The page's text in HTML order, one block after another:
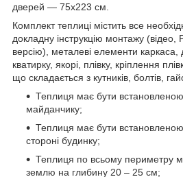
дверей — 75х223 см.
Комплект теплиці містить все
докладну інструкцію монтажу (відео,
версію), металеві елементи каркаса,
кватирку, якорі, плівку, кріплення
що складається з кутників, болтів,
Теплиця має бути
майданчику;
Теплиця має бути встановленою
стороні будинку;
Теплиця по всьому периметру
землю на глибину 20 – 25 см;